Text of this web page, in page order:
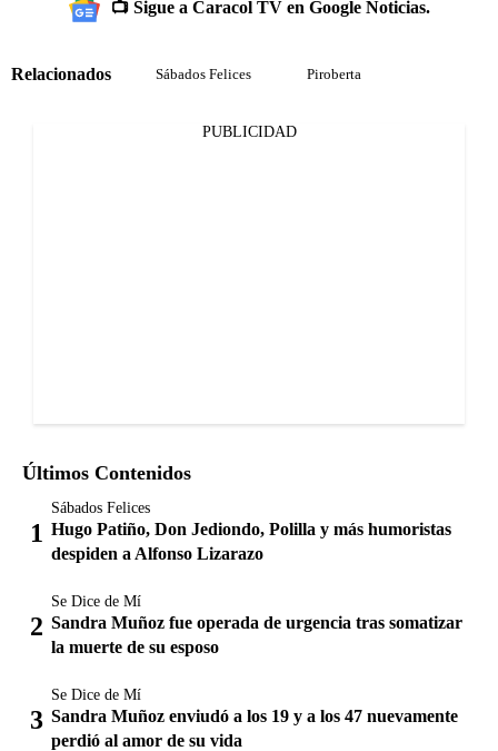
📺 Sigue a Caracol TV en Google Noticias.
Relacionados Sábados Felices Piroberta
PUBLICIDAD
Últimos Contenidos
Sábados Felices
Hugo Patiño, Don Jediondo, Polilla y más humoristas
despiden a Alfonso Lizarazo
Se Dice de Mí
Sandra Muñoz fue operada de urgencia tras somatizar
la muerte de su esposo
Se Dice de Mí
Sandra Muñoz enviudó a los 19 y a los 47 nuevamente
perdió al amor de su vida